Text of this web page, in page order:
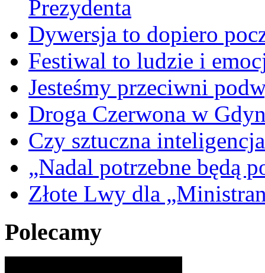
Prezydenta
Dywersja to dopiero
Festiwal to ludzie i
Jesteśmy przeciwni
Droga Czerwona w
Czy sztuczna
„Nadal potrzebne będą
Złote Lwy dla
Polecamy